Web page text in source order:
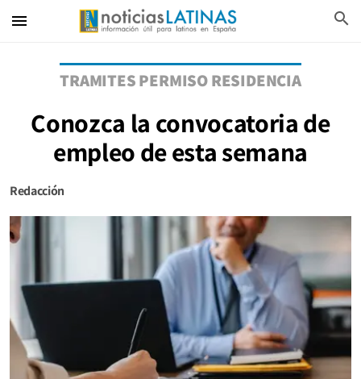
menu search
TRAMITES PERMISO RESIDENCIA
Conozca la convocatoria de
empleo de esta semana
Redacción